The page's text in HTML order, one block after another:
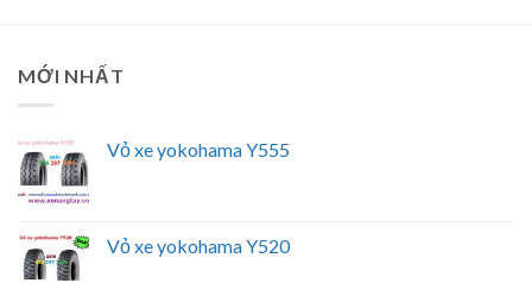
MỚI NHẤT
Vỏ xe yokohama Y555
Vỏ xe yokohama Y520